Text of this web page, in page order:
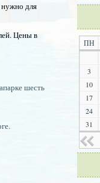
нужно для
Цены в
шесть
ПН
3
10
17
24
31